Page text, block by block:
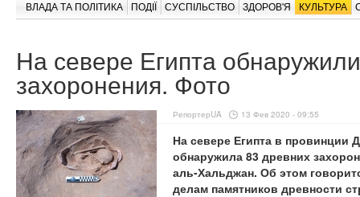
ВЛАДА ТА ПОЛІТИКА ПОДІЇ СУСПІЛЬСТВО ЗДОРОВ'Я КУЛЬТУРА
На севере Египта
захоронения. Фото
РепортерUA 13 Фев 2020 - 09:55
На севере Египта в провинции
обнаружила 83 древних
аль-Хальджан. Об этом
делам памятников древности